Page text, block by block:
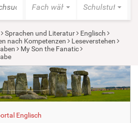
Fach wählen Schulstufe
Sprachen und Literatur
Englisch
nach Kompetenzen
Leseverstehen
My Son the Fanatic
Englisch